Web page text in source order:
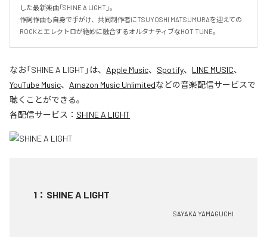
した最新楽曲「SHINE A LIGHT」。
作詞作曲も自身で手がけ、共同制作者にTSUYOSHI MATSUMURAを迎えての
ROCKとエレクトロが絶妙に融合するオルタナティブなHOT TUNE。
なお「SHINE A LIGHT 」は、 Apple Music、 Spotify、 LINE MUSIC、
YouTube Music、 Amazon Music Unlimitedなどの音楽配信サービスで
聴くことができる。
各配信サービス： SHINE A LIGHT
1 ： SHINE A LIGHT
SAYAKA YAMAGUCHI